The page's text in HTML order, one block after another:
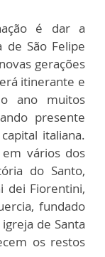
é dar a
São Felipe
gerações
itinerante e
ano muitos
presente
italiana.
vários dos
do Santo,
dei Fiorentini,
fundado
de Santa
os restos